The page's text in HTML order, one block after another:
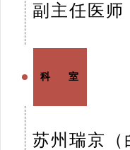
副主任医师
科 室
苏州瑞京（